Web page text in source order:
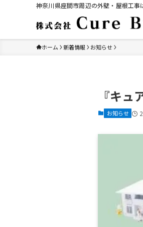
神奈川県座間市周辺の外壁・屋根工
ホーム 新着情報 お知らせ
『キ
お知らせ